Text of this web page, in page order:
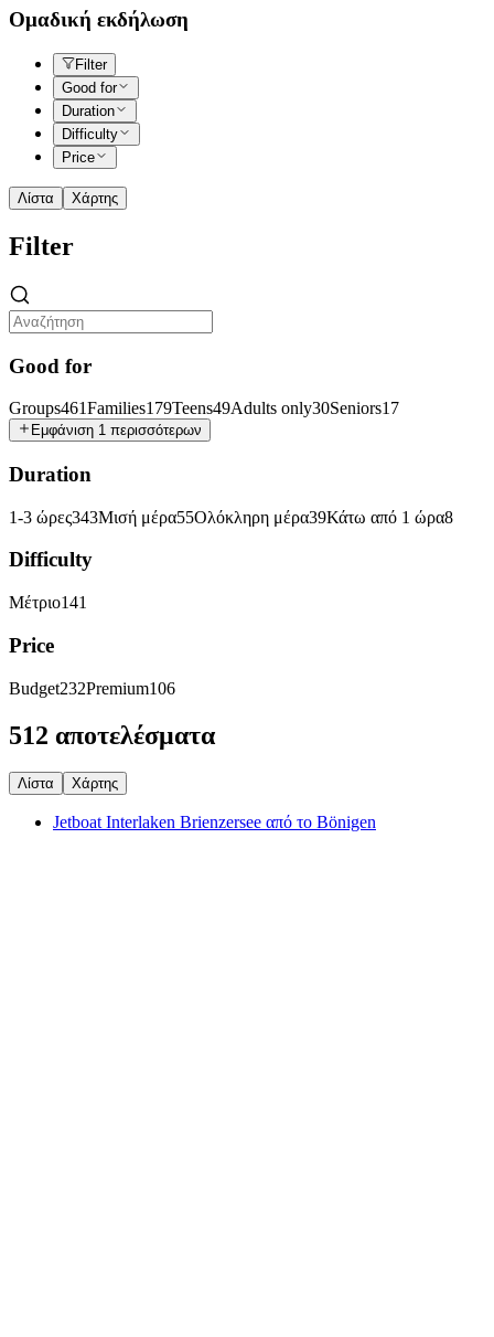
Ομαδική εκδήλωση
Filter
Good for
Duration
Difficulty
Price
Λίστα Χάρτης
Filter
Good for
Groups461Families179Teens49Adults only30Seniors17
Εμφάνιση 1 περισσότερων
Duration
1-3 ώρες343Μισή μέρα55Ολόκληρη μέρα39Κάτω από 1 ώρα8
Difficulty
Μέτριο141
Price
Budget232Premium106
512 αποτελέσματα
Λίστα Χάρτης
Jetboat Interlaken Brienzersee από το Bönigen